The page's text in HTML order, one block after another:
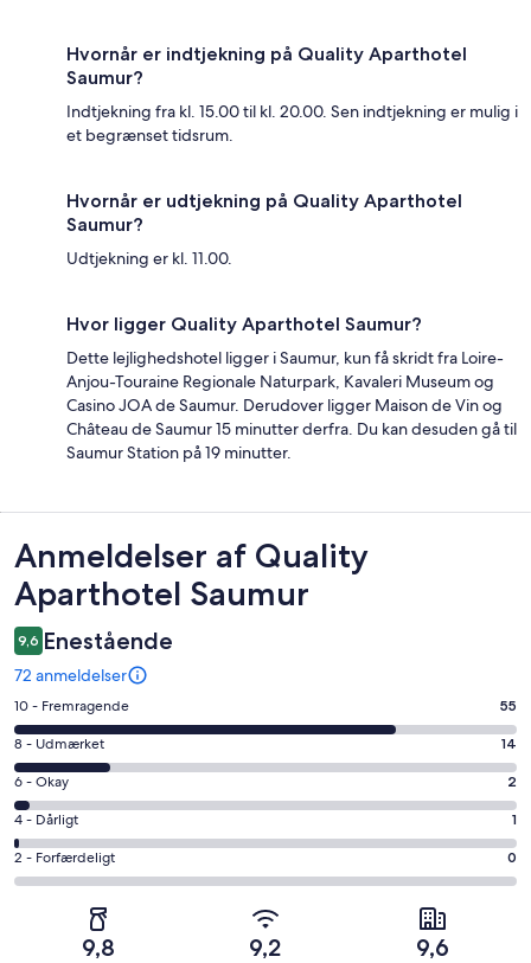
Hvornår er indtjekning på Quality Aparthotel
Saumur?
Indtjekning fra kl. 15.00 til kl. 20.00. Sen indtjekning er mulig i
et begrænset tidsrum.
Hvornår er udtjekning på Quality Aparthotel
Saumur?
Udtjekning er kl. 11.00.
Hvor ligger Quality Aparthotel Saumur?
Dette lejlighedshotel ligger i Saumur, kun få skridt fra Loire-
Anjou-Touraine Regionale Naturpark, Kavaleri Museum og
Casino JOA de Saumur. Derudover ligger Maison de Vin og
Château de Saumur 15 minutter derfra. Du kan desuden gå til
Saumur Station på 19 minutter.
Anmeldelser
Anmeldelser af Quality
Aparthotel Saumur
9,6 Enestående
72 anmeldelser
Bedømmelse
på
10
−
Fremragende.
55
af
i
anmeldelser
10 - Fremragende 55
Bedømmelse
på
8
−
Udmærket.
14
8 - Udmærket 14
Bedømmelse
på
6
−
Okay.
6 - Okay 2
Bedømmelse
på
4
4 - Dårligt 1
Bedømmelse
på
2 - Forfærdeligt 0
9,8 9,2 9,6